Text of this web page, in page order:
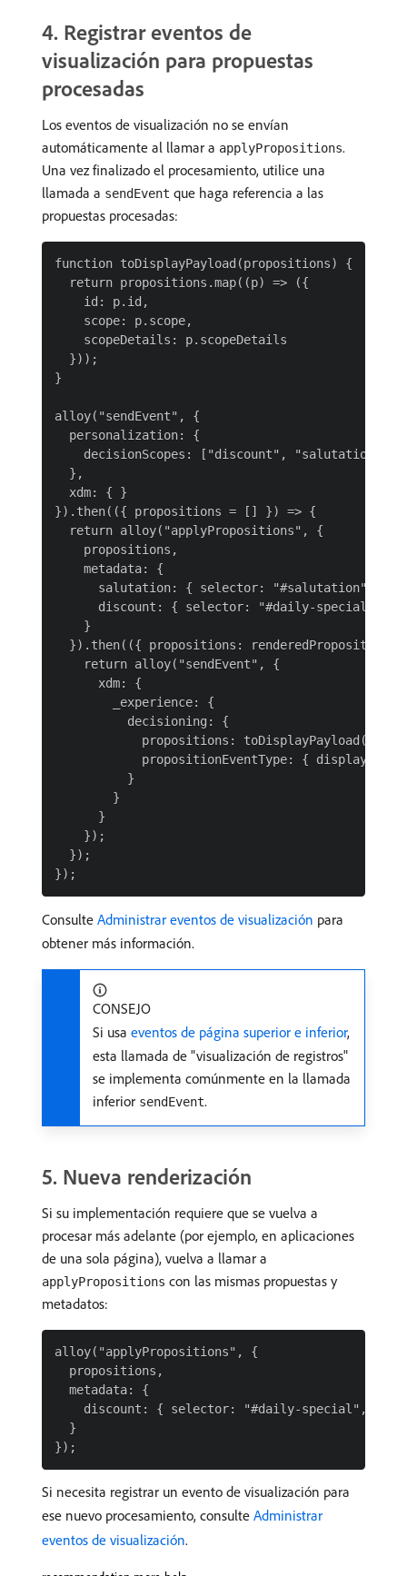
​4. Registrar eventos de
visualización para propuestas
procesadas
Los eventos de visualización no se envían
automáticamente al llamar a applyPropositions.
Una vez finalizado el procesamiento, utilice una
llamada a sendEvent que haga referencia a las
propuestas procesadas:
function toDisplayPayload(propositions) {
  return propositions.map((p) => ({
    id: p.id,
    scope: p.scope,
    scopeDetails: p.scopeDetails
  }));
}
alloy("sendEvent", {
  personalization: {
    decisionScopes: ["discount", "salutation"]
  },
  xdm: { }
}).then(({ propositions = [] }) => {
  return alloy("applyPropositions", {
    propositions,
    metadata: {
salutation: { selector: "#salutation",
discount: { selector: "#daily-special",
    }
}).then(({ propositions: renderedPropositions
    return alloy("sendEvent", {
      xdm: {
        _experience: {
          decisioning: {
propositions:
            propositionEventType: { display: 1 }
          }
        }
      }
    });
  });
Consulte Administrar eventos de visualización para
obtener más información.
CONSEJO
Si usa eventos de página superior e inferior,
esta llamada de "visualización de registros"
se implementa comúnmente en la llamada
inferior sendEvent.
​5. Nueva renderización
Si su implementación requiere que se vuelva a
procesar más adelante (por ejemplo, en aplicaciones
de una sola página), vuelva a llamar a
applyPropositions con las mismas propuestas y
metadatos:
alloy("applyPropositions", {
  propositions,
  metadata: {
discount: { selector: "#daily-special",
  }
Si necesita registrar un evento de visualización para
ese nuevo procesamiento, consulte Administrar
eventos de visualización.